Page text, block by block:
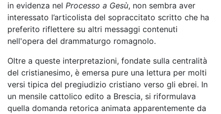
in evidenza nel Processo a Gesù, non sembra aver
interessato l’articolista del sopraccitato scritto che ha
preferito riflettere su altri messaggi contenuti
nell'opera del drammaturgo romagnolo.
Oltre a queste interpretazioni, fondate sulla centralità
del cristianesimo, è emersa pure una lettura per molti
versi tipica del pregiudizio cristiano verso gli ebrei. In
un mensile cattolico edito a Brescia, si riformulava
quella domanda retorica animata apparentemente da